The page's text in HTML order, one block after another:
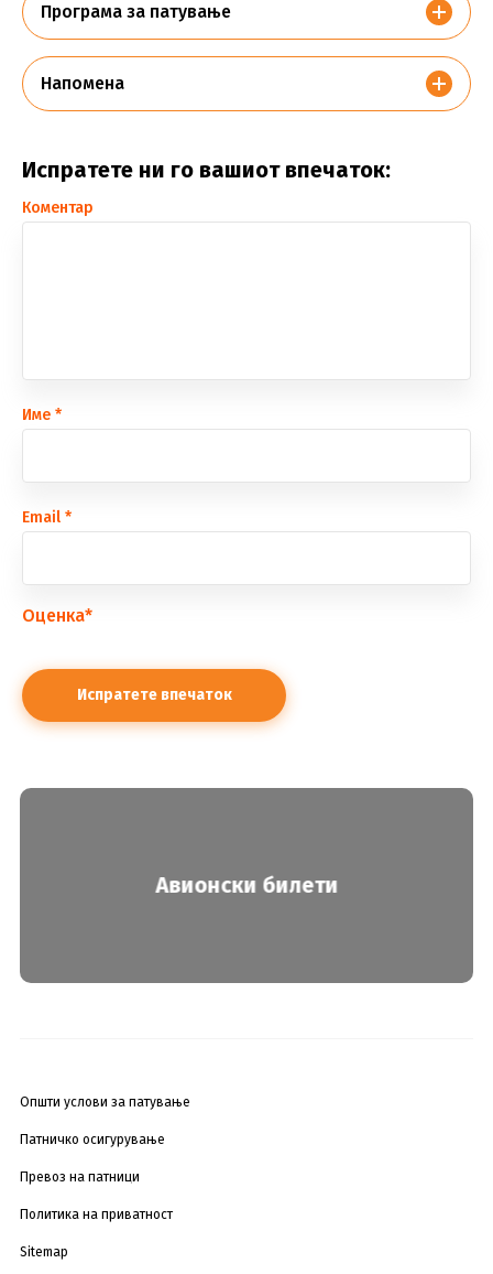
Програма за патување
Напомена
Испратете ни го вашиот впечаток:
Коментар
Име *
Еmail *
Оценка*
Авионски билети
Општи услови за патување
Патничко осигурување
Превоз на патници
Политика на приватност
Sitemap